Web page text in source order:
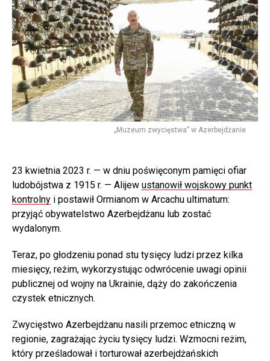
„Muzeum zwycięstwa” w Azerbejdżanie
23 kwietnia 2023 r. — w dniu poświęconym pamięci ofiar
ludobójstwa z 1915 r. — Alijew ustanowił wojskowy punkt
kontrolny i postawił Ormianom w Arcachu ultimatum:
przyjąć obywatelstwo Azerbejdżanu lub zostać
wydalonym.
Teraz, po głodzeniu ponad stu tysięcy ludzi przez kilka
miesięcy, reżim, wykorzystując odwrócenie uwagi opinii
publicznej od wojny na Ukrainie, dąży do zakończenia
czystek etnicznych.
Zwycięstwo Azerbejdżanu nasili przemoc etniczną w
regionie, zagrażając życiu tysięcy ludzi. Wzmocni reżim,
który prześladował i torturował azerbejdżańskich